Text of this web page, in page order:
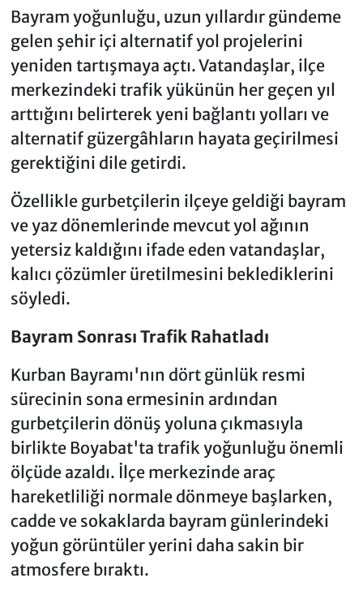
Bayram yoğunluğu, uzun yıllardır gündeme
gelen şehir içi alternatif yol projelerini
yeniden tartışmaya açtı. Vatandaşlar, ilçe
merkezindeki trafik yükünün her geçen yıl
arttığını belirterek yeni bağlantı yolları ve
alternatif güzergâhların hayata geçirilmesi
gerektiğini dile getirdi.
Özellikle gurbetçilerin ilçeye geldiği bayram
ve yaz dönemlerinde mevcut yol ağının
yetersiz kaldığını ifade eden vatandaşlar,
kalıcı çözümler üretilmesini beklediklerini
söyledi.
Bayram Sonrası Trafik Rahatladı
Kurban Bayramı'nın dört günlük resmi
sürecinin sona ermesinin ardından
gurbetçilerin dönüş yoluna çıkmasıyla
birlikte Boyabat'ta trafik yoğunluğu önemli
ölçüde azaldı. İlçe merkezinde araç
hareketliliği normale dönmeye başlarken,
cadde ve sokaklarda bayram günlerindeki
yoğun görüntüler yerini daha sakin bir
atmosfere bıraktı.